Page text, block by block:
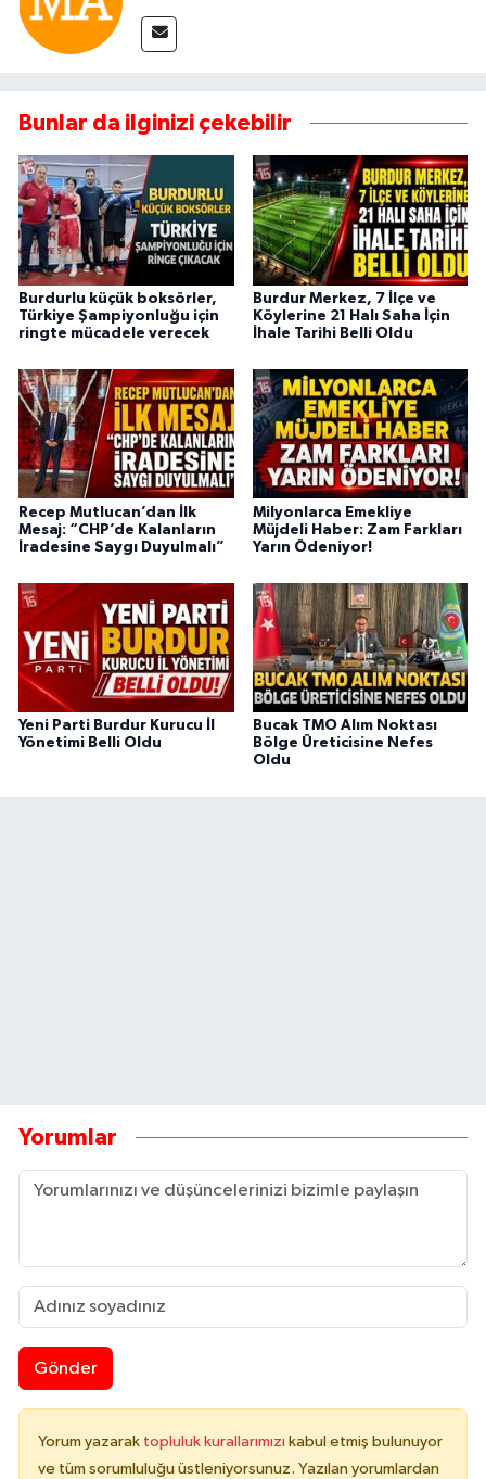
Bunlar da ilginizi çekebilir
Burdurlu küçük boksörler,
Türkiye Şampiyonluğu için
ringte mücadele verecek
Burdur Merkez, 7 İlçe ve
Köylerine 21 Halı Saha İçin
İhale Tarihi Belli Oldu
Recep Mutlucan’dan İlk
Mesaj: “CHP’de Kalanların
İradesine Saygı Duyulmalı”
Milyonlarca Emekliye
Müjdeli Haber: Zam Farkları
Yarın Ödeniyor!
Yeni Parti Burdur Kurucu İl
Yönetimi Belli Oldu
Bucak TMO Alım Noktası
Bölge Üreticisine Nefes
Oldu
Yorumlar
Gönder
Yorum yazarak topluluk kurallarımızı kabul etmiş bulunuyor
ve tüm sorumluluğu üstleniyorsunuz. Yazılan yorumlardan